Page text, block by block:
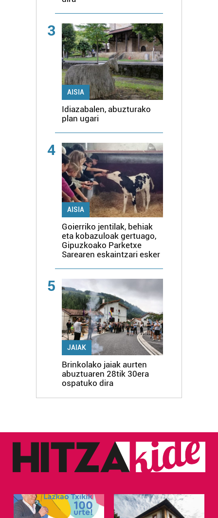
3
AISIA
Idiazabalen, abuzturako
plan ugari
4
AISIA
Goierriko jentilak, behiak
eta kobazuloak gertuago,
Gipuzkoako Parketxe
Sarearen eskaintzari esker
5
JAIAK
Brinkolako jaiak aurten
abuztuaren 28tik 30era
ospatuko dira